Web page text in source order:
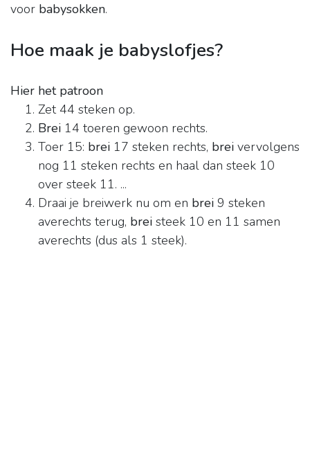
voor babysokken.
Hoe maak je babyslofjes?
Hier het patroon
Zet 44 steken op.
Brei 14 toeren gewoon rechts.
Toer 15: brei 17 steken rechts, brei vervolgens
nog 11 steken rechts en haal dan steek 10
over steek 11. ...
Draai je breiwerk nu om en brei 9 steken
averechts terug, brei steek 10 en 11 samen
averechts (dus als 1 steek).